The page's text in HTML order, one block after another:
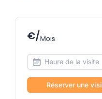
€/Mois
Réserver une